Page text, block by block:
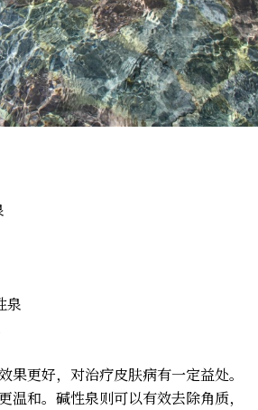
泉
果更好，对治疗皮肤病有一定益处。
温和。碱性泉则可以有效去除角质，